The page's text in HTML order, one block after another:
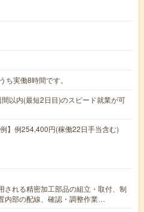
実働8時間です。
以内(最短2日目)のスピード就業が可
】例254,400円(稼働22日手当含む)
される精密加工部品の組立・取付、制
内部の配線、確認・調整作業…